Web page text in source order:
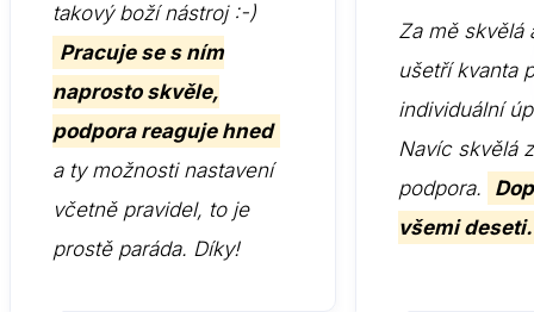
takový boží nástroj :-)
Pracuje se s ním
naprosto skvěle,
podpora reaguje hned
a ty možnosti nastavení
včetně pravidel, to je
prostě paráda. Díky!
Za mě skvělá
ušetří kvanta
individuální
Navíc skvělá
podpora.
všemi deseti.